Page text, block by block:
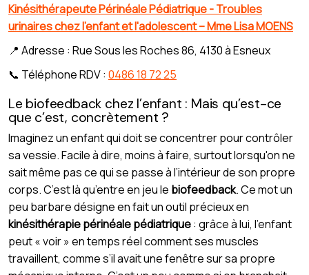
Kinésithérapeute Périnéale Pédiatrique - Troubles
urinaires chez l'enfant et l'adolescent – Mme Lisa MOENS
📍 Adresse : Rue Sous les Roches 86, 4130 à Esneux
📞 Téléphone RDV : 0486 18 72 25
Le biofeedback chez l’enfant : Mais qu’est-ce
que c’est, concrètement ?
Imaginez un enfant qui doit se concentrer pour contrôler
sa vessie. Facile à dire, moins à faire, surtout lorsqu'on ne
sait même pas ce qui se passe à l’intérieur de son propre
corps. C’est là qu’entre en jeu le biofeedback. Ce mot un
peu barbare désigne en fait un outil précieux en
kinésithérapie périnéale pédiatrique: grâce à lui, l’enfant
peut « voir » en temps réel comment ses muscles
travaillent, comme s’il avait une fenêtre sur sa propre